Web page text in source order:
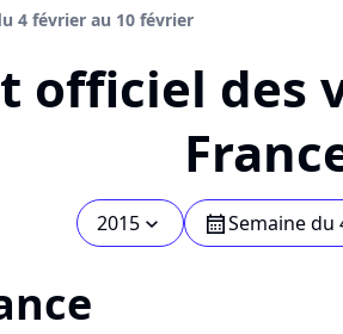
4 février au 10 février
officiel des
2015 chevron_bot calendarSemaine du